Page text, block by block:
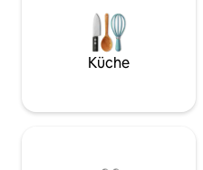
Bad mit Dusche,
Terrasse/Veranda und
Parkplatz. Es verfügt über
und Handtücher. WLAN.
Küche